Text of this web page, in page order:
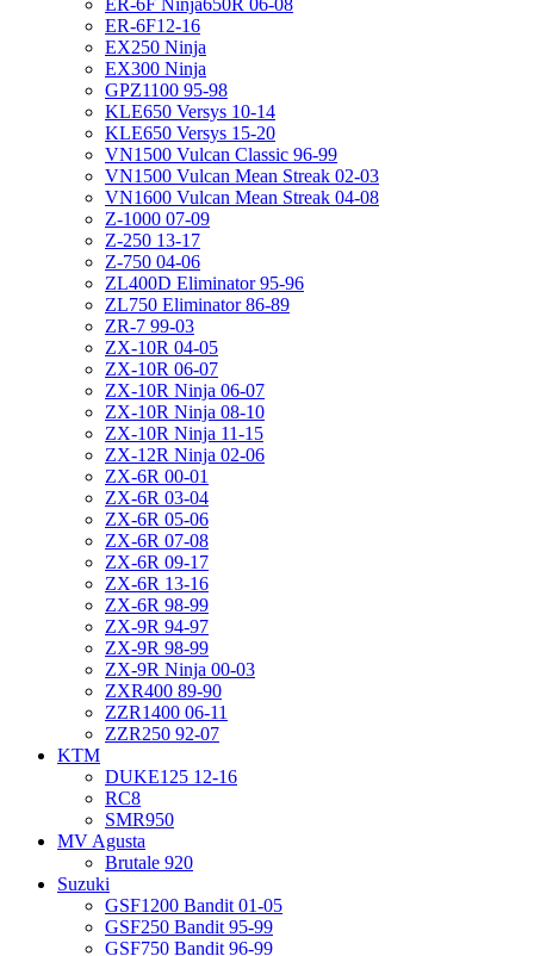
ER-6F Ninja650R 06-08
ER-6F12-16
EX250 Ninja
EX300 Ninja
GPZ1100 95-98
KLE650 Versys 10-14
KLE650 Versys 15-20
VN1500 Vulcan Classic 96-99
VN1500 Vulcan Mean Streak 02-03
VN1600 Vulcan Mean Streak 04-08
Z-1000 07-09
Z-250 13-17
Z-750 04-06
ZL400D Eliminator 95-96
ZL750 Eliminator 86-89
ZR-7 99-03
ZX-10R 04-05
ZX-10R 06-07
ZX-10R Ninja 06-07
ZX-10R Ninja 08-10
ZX-10R Ninja 11-15
ZX-12R Ninja 02-06
ZX-6R 00-01
ZX-6R 03-04
ZX-6R 05-06
ZX-6R 07-08
ZX-6R 09-17
ZX-6R 13-16
ZX-6R 98-99
ZX-9R 94-97
ZX-9R 98-99
ZX-9R Ninja 00-03
ZXR400 89-90
ZZR1400 06-11
ZZR250 92-07
KTM
DUKE125 12-16
RC8
SMR950
MV Agusta
Brutale 920
Suzuki
GSF1200 Bandit 01-05
GSF250 Bandit 95-99
GSF750 Bandit 96-99